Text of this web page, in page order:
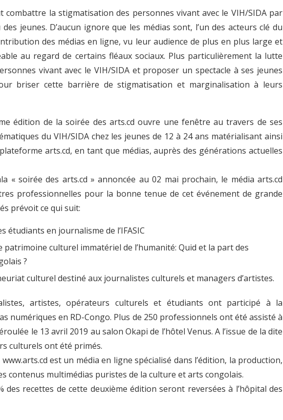
combattre la stigmatisation des personnes vivant avec le VIH/SIDA par
jeunes. D’aucun ignore que les médias sont, l’un des acteurs clé du
des médias en ligne, vu leur audience de plus en plus large et
au regard de certains fléaux sociaux. Plus particulièrement la lutte
vivant avec le VIH/SIDA et proposer un spectacle à ses jeunes
briser cette barrière de stigmatisation et marginalisation à leurs
édition de la soirée des arts.cd ouvre une fenêtre au travers de ses
du VIH/SIDA chez les jeunes de 12 à 24 ans matérialisant ainsi
arts.cd, en tant que médias, auprès des générations actuelles
« soirée des arts.cd » annoncée au 02 mai prochain, le média arts.cd
professionnelles pour la bonne tenue de cet événement de grande
prévoit ce qui suit:
étudiants en journalisme de l’IFASIC
culturel immatériel de l’humanité: Quid et la part des
?
culturel destiné aux journalistes culturels et managers d’artistes.
artistes, opérateurs culturels et étudiants ont participé à la
numériques en RD-Congo. Plus de 250 professionnels ont été assisté à
le 13 avril 2019 au salon Okapi de l’hôtel Venus. A l’issue de la dite
culturels ont été primés.
est un média en ligne spécialisé dans l’édition, la production,
contenus multimédias puristes de la culture et arts congolais.
des recettes de cette deuxième édition seront reversées à l’hôpital des